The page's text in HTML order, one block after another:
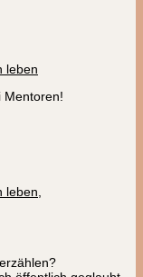
leben
Mentoren!
leben